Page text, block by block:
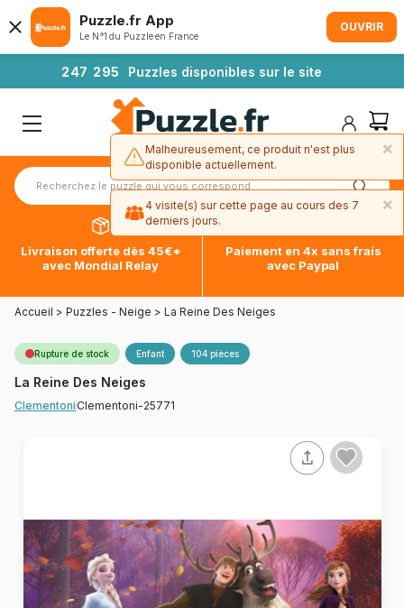
247 295 Puzzles disponibles sur le site
Livraison offerte dès 45€*
avec Mondial Relay
Paiement en 4x sans frais
avec Paypal
Accueil > Puzzles - Neige > La Reine Des Neiges
Rupture de stock Enfant 104 pièces
La Reine Des Neiges
Clementoni Clementoni-25771
Puzzle.fr App
Le N°1 du Puzzle en France
OUVRIR
×
Malheureusement, ce produit n'est plus
disponible actuellement.
×
4 visite(s) sur cette page au cours des 7
derniers jours.